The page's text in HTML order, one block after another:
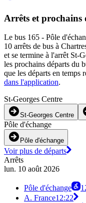
Arrêts et prochains
Le bus 165 - Pôle
10 arrêts de bus à
et se termine à l'arrêt St-
les prochains départs du
que les départs en temps
dans l'application.
St-Georges Centre
St-Georges Centre
Pôle d'échange
Pôle d'échange
Voir plus de départs
Arrêts
lun. 10 août 2026
Pôle d'échange
A. France12:22